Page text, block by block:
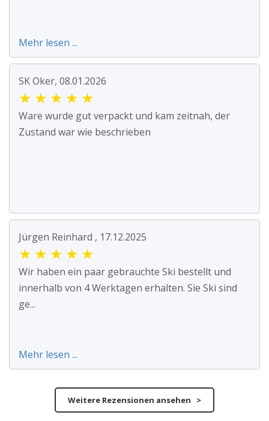
Mehr lesen ...
SK Oker, 08.01.2026
★ ★ ★ ★ ★
Ware wurde gut verpackt und kam zeitnah, der
Zustand war wie beschrieben
Jürgen Reinhard , 17.12.2025
★ ★ ★ ★ ★
Wir haben ein paar gebrauchte Ski bestellt und
innerhalb von 4 Werktagen erhalten. Sie Ski sind
ge...
Mehr lesen ...
Weitere Rezensionen ansehen >